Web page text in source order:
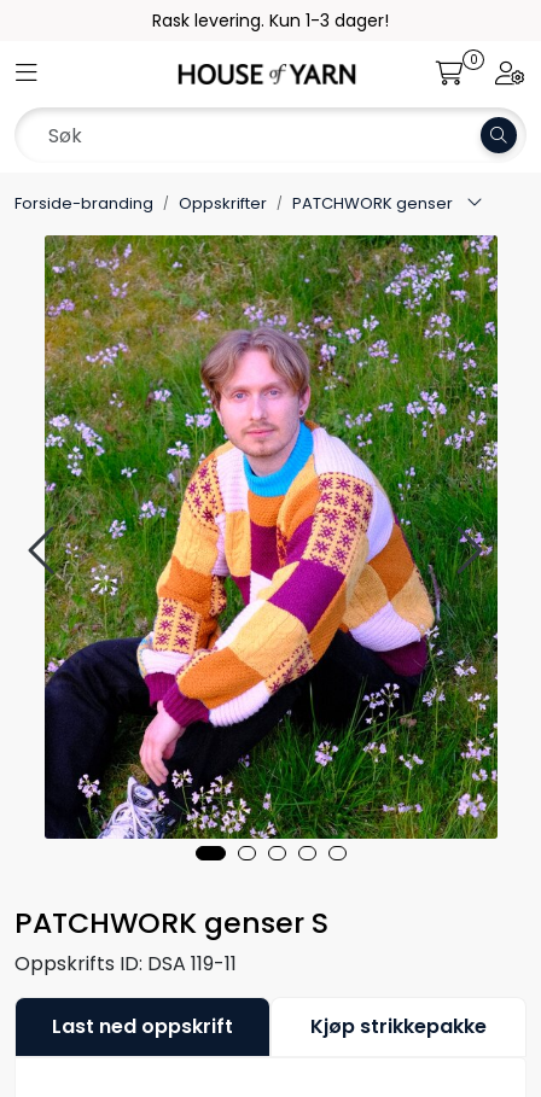
Skip to main contentRask levering. Kun 1-3 dager!
Toggle navigation 0
Forside-branding Oppskrifter PATCHWORK genser
PATCHWORK genser S
Oppskrifts ID: DSA 119-11
Last ned oppskrift Kjøp strikkepakke
Kolleksjoner
Pinner og tilbehør
Gavekort
Outlet